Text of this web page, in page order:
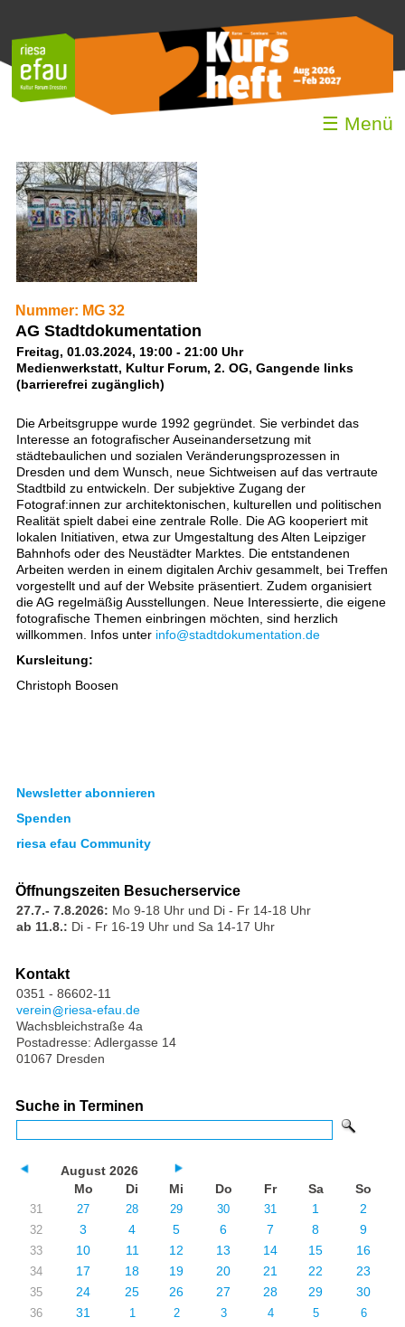
☰ Menü
Nummer: MG 32
AG Stadtdokumentation
Freitag, 01.03.2024, 19:00 - 21:00 Uhr
Medienwerkstatt, Kultur Forum, 2. OG, Gangende links
(barrierefrei zugänglich)
Die Arbeitsgruppe wurde 1992 gegründet. Sie verbindet das
Interesse an fotografischer Auseinandersetzung mit
städtebaulichen und sozialen Veränderungsprozessen in
Dresden und dem Wunsch, neue Sichtweisen auf das vertraute
Stadtbild zu entwickeln. Der subjektive Zugang der
Fotograf:innen zur architektonischen, kulturellen und politischen
Realität spielt dabei eine zentrale Rolle. Die AG kooperiert mit
lokalen Initiativen, etwa zur Umgestaltung des Alten Leipziger
Bahnhofs oder des Neustädter Marktes. Die entstandenen
Arbeiten werden in einem digitalen Archiv gesammelt, bei Treffen
vorgestellt und auf der Website präsentiert. Zudem organisiert
die AG regelmäßig Ausstellungen. Neue Interessierte, die eigene
fotografische Themen einbringen möchten, sind herzlich
willkommen. Infos unter info@stadtdokumentation.de
Kursleitung:
Christoph Boosen
Newsletter abonnieren
Spenden
riesa efau Community
Öffnungszeiten Besucherservice
27.7.- 7.8.2026: Mo 9-18 Uhr und Di - Fr 14-18 Uhr
ab 11.8.: Di - Fr 16-19 Uhr und Sa 14-17 Uhr
Kontakt
0351 - 86602-11
verein
riesa-efau.de
Wachsbleichstraße 4a
Postadresse: Adlergasse 14
01067 Dresden
Suche in Terminen
August 2026
Mo
Di Mi Do Fr Sa So
31 27 28 29 30 31 1 2
32 3 4 5 6 7 8 9
33 10 11 12 13 14 15 16
34 17 18 19 20 21 22 23
35 24 25 26 27 28 29 30
36 31 1 2 3 4 5 6